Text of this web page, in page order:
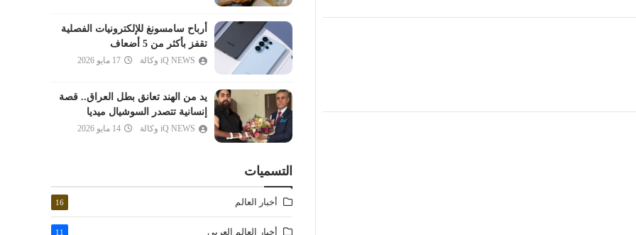
النازعات
عبس
التكوير
الانفطار
المطففين
الانشقاق
الأعلى
الغاشية
أرباح سامسونغ للإلكترونيات الفصلية
تقفز بأكثر من 5 أضعاف
iQ NEWS وكالة 17 مايو 2026
يد من الهند تعانق بطل العراق.. قصة
إنسانية تتصدر السوشيال ميديا
iQ NEWS وكالة 14 مايو 2026
التسميات
أخبار العالم 16
أخبار العالم العربي 11